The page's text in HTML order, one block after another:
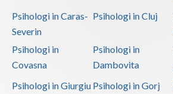
Psihologi in Caras-
Severin
Psihologi in Cluj
Psihologi in
Covasna
Psihologi in
Dambovita
Psihologi in Giurgiu Psihologi in Gorj